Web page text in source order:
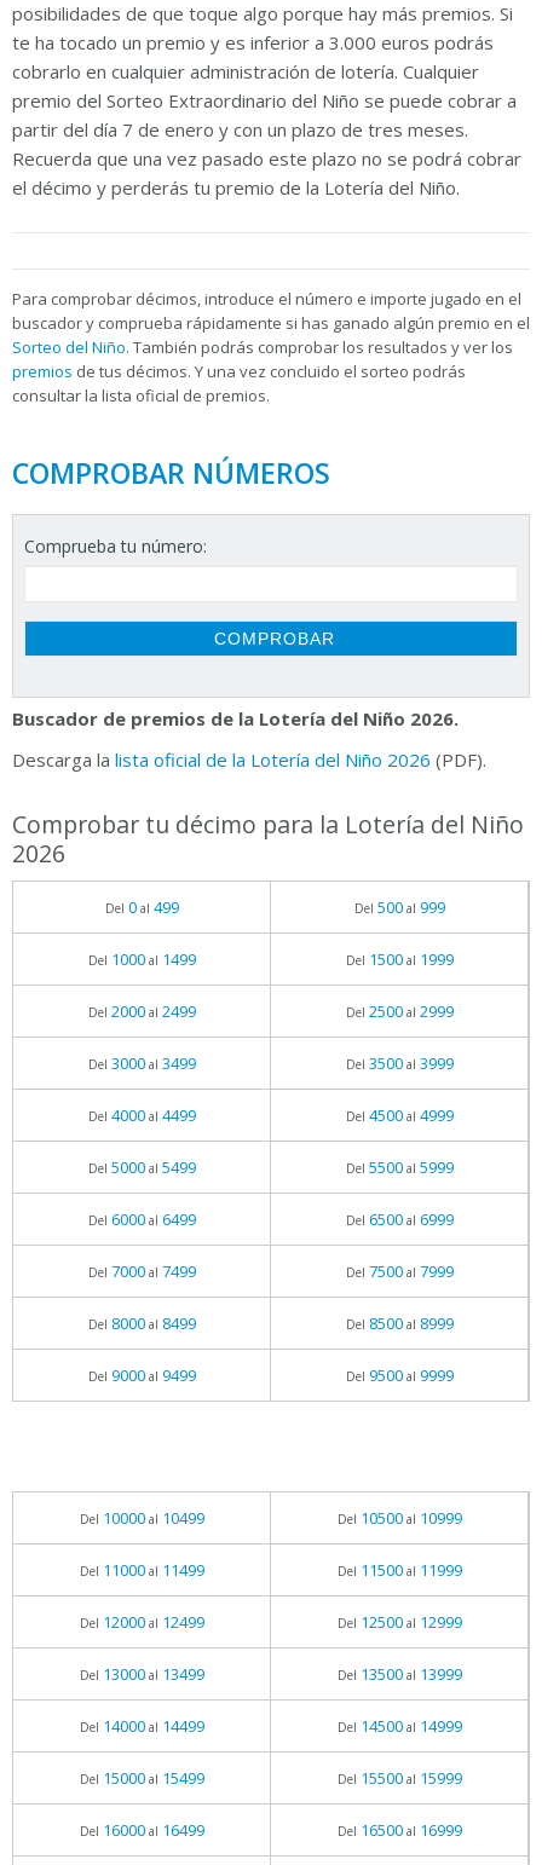
posibilidades de que toque algo porque hay más premios. Si
te ha tocado un premio y es inferior a 3.000 euros podrás
cobrarlo en cualquier administración de lotería. Cualquier
premio del Sorteo Extraordinario del Niño se puede cobrar a
partir del día 7 de enero y con un plazo de tres meses.
Recuerda que una vez pasado este plazo no se podrá cobrar
el décimo y perderás tu premio de la Lotería del Niño.
Para comprobar décimos, introduce el número e importe jugado en el
buscador y comprueba rápidamente si has ganado algún premio en el
Sorteo del Niño. También podrás comprobar los resultados y ver los
premios de tus décimos. Y una vez concluido el sorteo podrás
consultar la lista oficial de premios.
COMPROBAR NÚMEROS
Comprueba tu número:
Buscador de premios de la Lotería del Niño 2026.
Descarga la lista oficial de la Lotería del Niño 2026 (PDF).
Comprobar tu décimo para la Lotería del Niño
2026
Del 0al 499 Del 500al 999
Del 1000al 1499 Del 1500al 1999
Del 2000al 2499 Del 2500al 2999
Del 3000al 3499 Del 3500al 3999
Del 4000al 4499 Del 4500al 4999
Del 5000al 5499 Del 5500al 5999
Del 6000al 6499 Del 6500al 6999
Del 7000al 7499 Del 7500al 7999
Del 8000al 8499 Del 8500al 8999
Del 9000al 9499 Del 9500al 9999
Del 10000al 10499 Del 10500al 10999
Del 11000al 11499 Del 11500al 11999
Del 12000al 12499 Del 12500al 12999
Del 13000al 13499 Del 13500al 13999
Del 14000al 14499 Del 14500al 14999
Del 15000al 15499 Del 15500al 15999
Del 16000al 16499 Del 16500al 16999